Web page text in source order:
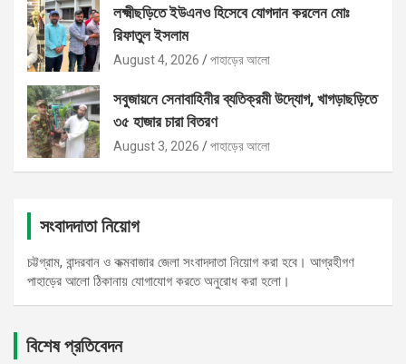
লক্ষ্মীছড়িতে ইউএনও হিসেবে যোগদান করলেন মোঃ
রিফাতুল ইসলাম
August 4, 2026 পাহাড়ের আলো
সবুজায়নে সেনাবাহিনীর ব্যতিক্রমী উদ্যোগ, খাগড়াছড়িতে
৩৫ হাজার চারা বিতরণ
August 3, 2026 পাহাড়ের আলো
সংবাদদাতা নিয়োগ
চট্টগ্রাম, বান্দরবান ও কক্মবাজার জেলা সংবাদদাতা নিয়োগ করা হবে। আগ্রহীগণ
পাহাড়ের আলো ঠিকানায় যোগাযোগ করতে অনুরোধ করা হলো।
বিশেষ প্রতিবেদন